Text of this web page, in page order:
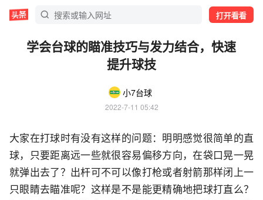
打开看看
学会台球的瞄准技巧与发力结合，快速
提升球技
小7台球
2022-7-11 05:42
大家在打球时有没有这样的问题：明明感觉很简单的直
球，只要距离远一些就很容易偏移方向，在袋口晃一晃
就弹出去了？出杆可不可以像打枪或者射箭那样闭上一
只眼睛去瞄准呢？这样是不是能更精确地把球打直么？